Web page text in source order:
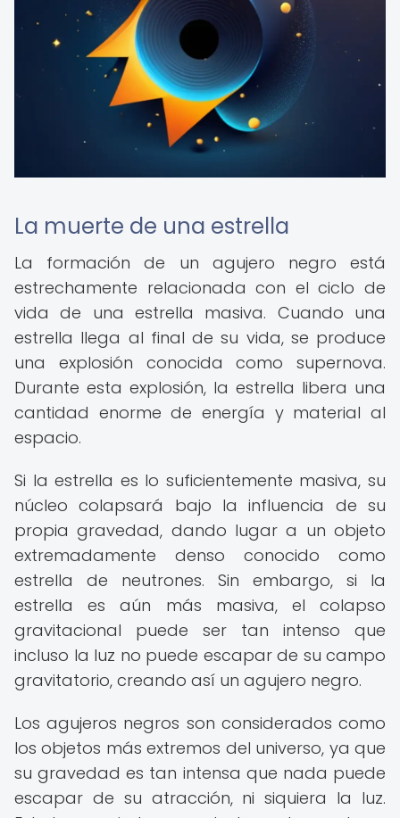
La muerte de una estrella
La formación de un agujero negro está
estrechamente relacionada con el ciclo de
vida de una estrella masiva. Cuando una
estrella llega al final de su vida, se produce
una explosión conocida como supernova.
Durante esta explosión, la estrella libera una
cantidad enorme de energía y material al
espacio.
Si la estrella es lo suficientemente masiva, su
núcleo colapsará bajo la influencia de su
propia gravedad, dando lugar a un objeto
extremadamente denso conocido como
estrella de neutrones. Sin embargo, si la
estrella es aún más masiva, el colapso
gravitacional puede ser tan intenso que
incluso la luz no puede escapar de su campo
gravitatorio, creando así un agujero negro.
Los agujeros negros son considerados como
los objetos más extremos del universo, ya que
su gravedad es tan intensa que nada puede
escapar de su atracción, ni siquiera la luz.